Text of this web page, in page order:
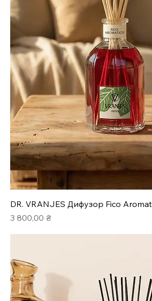
DR. VRANJES Дифузор Fico
Ціна
3 800,00 ₴